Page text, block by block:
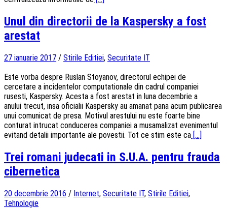
Unul din directorii de la Kaspersky a fost
arestat
27 ianuarie 2017 / Stirile Editiei, Securitate IT
Este vorba despre Ruslan Stoyanov, directorul echipei de
cercetare a incidentelor computationale din cadrul companiei
rusesti, Kaspersky. Acesta a fost arestat in luna decembrie a
anului trecut, insa oficialii Kaspersky au amanat pana acum publicarea
unui comunicat de presa. Motivul arestului nu este foarte bine
conturat intrucat conducerea companiei a musamalizat evenimentul
evitand detalii importante ale povestii. Tot ce stim este ca [...]
Trei romani judecati in S.U.A. pentru frauda
cibernetica
20 decembrie 2016 / Internet, Securitate IT, Stirile Editiei,
Tehnologie